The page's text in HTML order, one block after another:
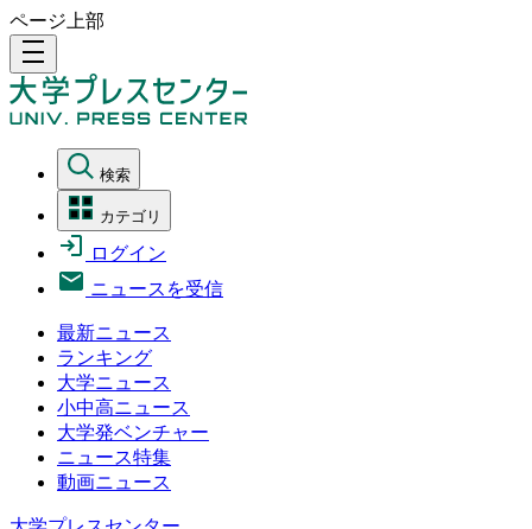
ページ上部
density_medium
検索
カテゴリ
ログイン
ニュースを受信
最新ニュース
ランキング
大学ニュース
小中高ニュース
大学発ベンチャー
ニュース特集
動画ニュース